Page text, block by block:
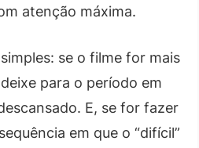
atenção máxima.
se o filme for mais
para o período em
E, se for fazer
em que o “difícil”